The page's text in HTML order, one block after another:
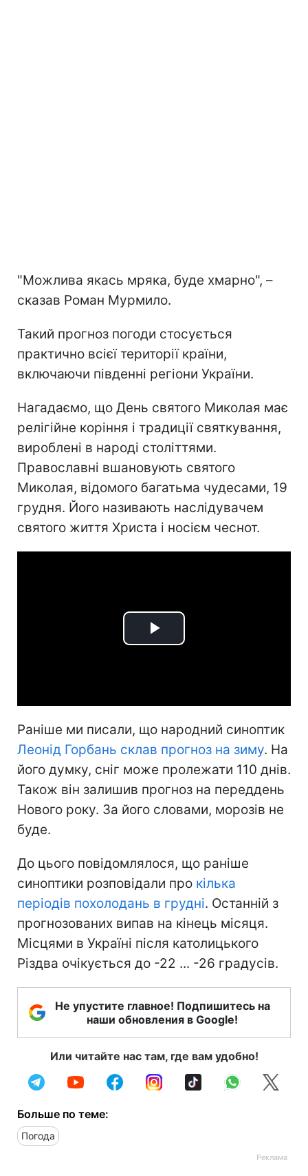
"Можлива якась мряка, буде хмарно", –
сказав Роман Мурмило.
Такий прогноз погоди стосується
практично всієї території країни,
включаючи південні регіони України.
Нагадаємо, що День святого Миколая має
релігійне коріння і традиції святкування,
вироблені в народі століттями.
Православні вшановують святого
Миколая, відомого багатьма чудесами, 19
грудня. Його називають наслідувачем
святого життя Христа і носієм чеснот.
Play
Раніше ми писали, що народний синоптик
Леонід Горбань склав прогноз на зиму. На
його думку, сніг може пролежати 110 днів.
Також він залишив прогноз на переддень
Нового року. За його словами, морозів не
буде.
До цього повідомлялося, що раніше
синоптики розповідали про кілька
періодів похолодань в грудні. Останній з
прогнозованих випав на кінець місяця.
Місцями в Україні після католицького
Різдва очікується до -22 ... -26 градусів.
Не упустите главное! Подпишитесь на
наши обновления в Google!
Или читайте нас там, где вам удобно!
Больше по теме:
Погода